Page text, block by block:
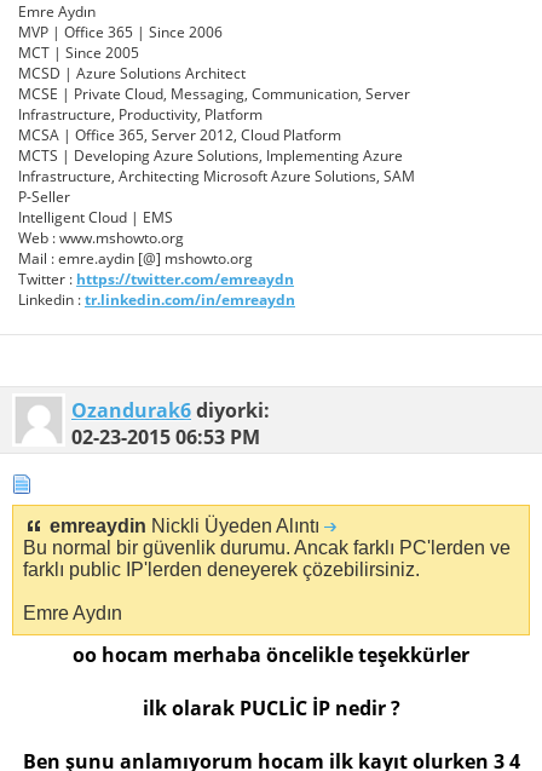
Emre Aydın
MVP | Office 365 | Since 2006
MCT | Since 2005
MCSD | Azure Solutions Architect
MCSE | Private Cloud, Messaging, Communication, Server
Infrastructure, Productivity, Platform
MCSA | Office 365, Server 2012, Cloud Platform
MCTS | Developing Azure Solutions, Implementing Azure
Infrastructure, Architecting Microsoft Azure Solutions, SAM
P-Seller
Intelligent Cloud | EMS
Web : www.mshowto.org
Mail : emre.aydin [@] mshowto.org
Twitter : https://twitter.com/emreaydn
Linkedin :tr.linkedin.com/in/emreaydn
Ozandurak6diyorki:
02-23-201506:53 PM
emreaydin Nickli Üyeden Alıntı
Bu normal bir güvenlik durumu. Ancak farklı PC'lerden ve
farklı public IP'lerden deneyerek çözebilirsiniz.
Emre Aydın
oo hocam merhaba öncelikle teşekkürler
ilk olarak PUCLİC İP nedir ?
Ben şunu anlamıyorum hocam ilk kayıt olurken 3 4